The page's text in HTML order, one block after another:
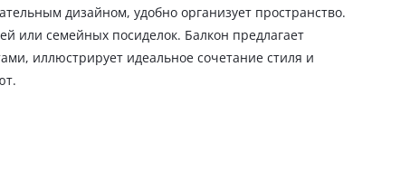
дизайном, удобно организует пространство.
или семейных посиделок. Балкон предлагает
иллюстрирует идеальное сочетание стиля и